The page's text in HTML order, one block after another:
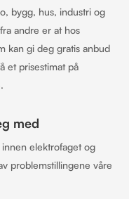
bygg, hus, industri og
andre er at hos
kan gi deg gratis anbud
et prisestimat på
med
elektrofaget og
problemstillingene våre